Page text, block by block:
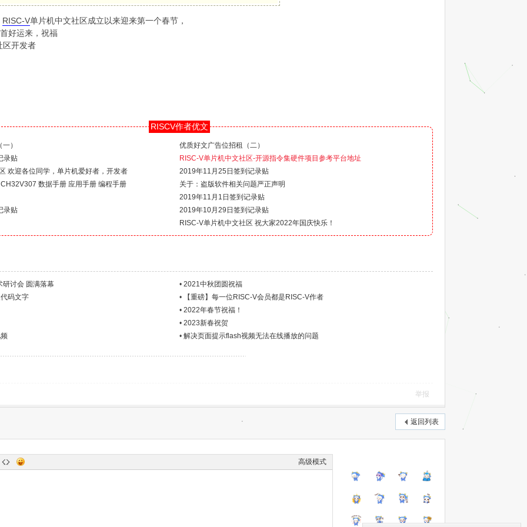
RISC-V单片机中文社区成立以来迎来第一个春节，
好运来，祝福
区开发者
RISCV作者优文
）
优质好文广告位招租（二）
录贴
RISC-V单片机中文社区-开源指令集硬件项目参考平台地址
欢迎各位同学，单片机爱好者，开发者
2019年11月25日签到记录贴
数据手册 应用手册 编程手册
关于：盗版软件相关问题严正声明
2019年11月1日签到记录贴
录贴
2019年10月29日签到记录贴
RISC-V单片机中文社区 祝大家2022年国庆快乐！
讨会 圆满落幕 • 2021中秋团圆祝福
码文字
•
【重磅】每一位RISC-V会员都是RISC-V作者
• 2022年春节祝福！
• 2023新春祝贺
• 解决页面提示flash视频无法在线播放的问题
举报
返回列表
高级模式